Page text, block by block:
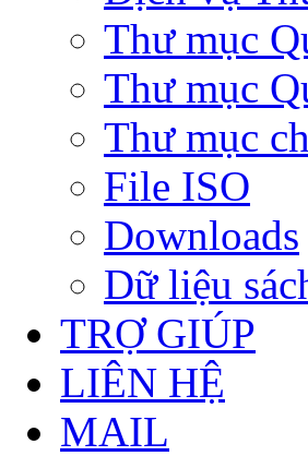
Thư mục
Thư mục
Thư mục
File ISO
Downloads
Dữ liệu
TRỢ GIÚP
LIÊN HỆ
MAIL